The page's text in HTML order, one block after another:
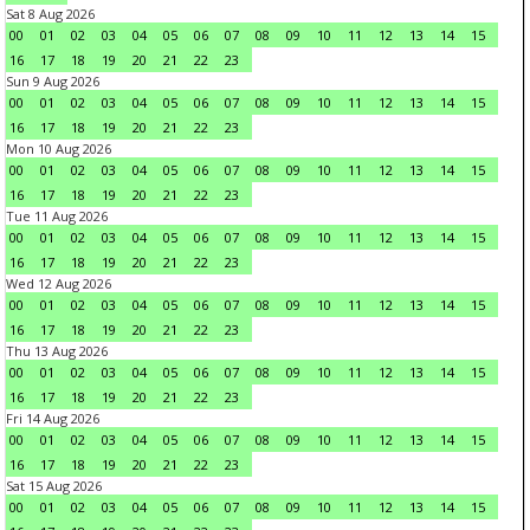
Sat 8 Aug 2026
00
01 02 03 04 05 06 07 08 09 10 11 12 13 14
15
16
17 18 19 20 21 22
23
Sun 9 Aug 2026
00
01 02 03 04 05 06 07 08 09 10 11 12 13 14
15
16
17 18 19 20 21 22
23
Mon 10 Aug 2026
00
01 02 03 04 05 06 07 08 09 10 11 12 13 14
15
16
17 18 19 20 21 22
23
Tue 11 Aug 2026
00
01 02 03 04 05 06 07 08 09 10 11 12 13 14
15
16
17 18 19 20 21 22
23
Wed 12 Aug 2026
00
01 02 03 04 05 06 07 08 09 10 11 12 13 14
15
16
17 18 19 20 21 22
23
Thu 13 Aug 2026
00
01 02 03 04 05 06 07 08 09 10 11 12 13 14
15
16
17 18 19 20 21 22
23
Fri 14 Aug 2026
00
01 02 03 04 05 06 07 08 09 10 11 12 13 14
15
16
17 18 19 20 21 22
23
Sat 15 Aug 2026
00
01 02 03 04 05 06 07 08 09 10 11 12 13 14
15